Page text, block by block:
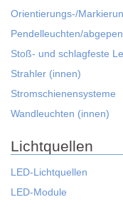
Orientierungs-/
Pendelleuchten/
Stoß- und schlagfeste
Strahler (innen)
Stromschienensysteme
Wandleuchten (innen)
Lichtquellen
LED-Lichtquellen
LED-Module